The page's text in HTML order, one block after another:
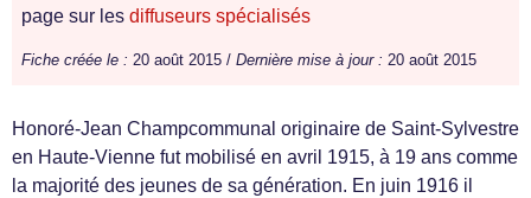
page sur les diffuseurs spécialisés
Fiche créée le : 20 août 2015 / Dernière mise à jour : 20 août 2015
Honoré-Jean Champcommunal originaire de Saint-Sylvestre
en Haute-Vienne fut mobilisé en avril 1915, à 19 ans comme
la majorité des jeunes de sa génération. En juin 1916 il